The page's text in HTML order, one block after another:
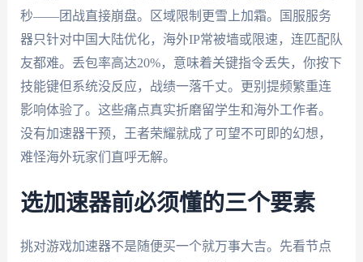
秒——团战直接崩盘。区域限制更雪上加霜。国服服务
器只针对中国大陆优化，海外IP常被墙或限速，连匹配队
友都难。丢包率高达20%，意味着关键指令丢失，你按下
技能键但系统没反应，战绩一落千丈。更别提频繁重连
影响体验了。这些痛点真实折磨留学生和海外工作者。
没有加速器干预，王者荣耀就成了可望不可即的幻想，
难怪海外玩家们直呼无解。
选加速器前必须懂的三个要素
挑对游戏加速器不是随便买一个就万事大吉。先看节点